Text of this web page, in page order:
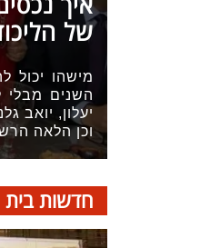
של
מישהו יכול
השנים מבלי
יעלון, יואב
וכן הלאה
חדשות
הדגשת קישורים
כיבוי הבהובים